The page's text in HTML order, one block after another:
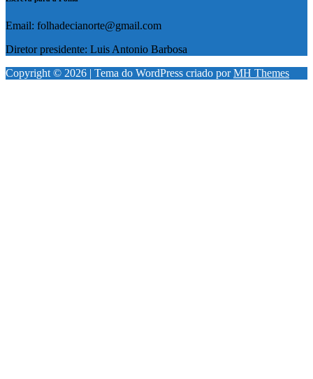
Email: folhadecianorte@gmail.com
Diretor presidente: Luis Antonio Barbosa
Copyright © 2026 | Tema do WordPress criado porMH Themes